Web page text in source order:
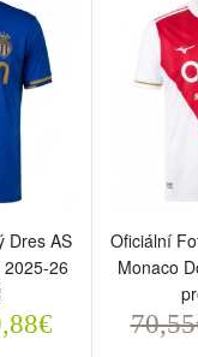
Dres
Muži
29,88€
Oficiální
AS
2025-
Dres AS
26
Oficiální
Monaco